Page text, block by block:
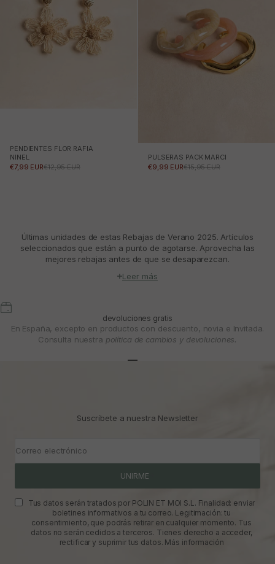
PENDIENTES FLOR RAFIA
NINEL
PRECIO DE OFERTA
€7,99 EURPRECIO NORMAL
€12,95 EUR
PULSERAS PACK MARCI
PRECIO DE OFERTA
€9,99 EURPRECIO NORMAL
€15,95 EUR
Últimas unidades de estas Rebajas de Verano 2025. Artículos
seleccionados que están a punto de agotarse. Aprovecha las
mejores rebajas antes de que se desaparezcan.
Leer más
devoluciones gratis
En España, excepto en productos con descuento, novia e Invitada.
Consulta nuestra política de cambios y devoluciones.
Suscríbete a nuestra Newsletter
Correo electrónico
UNIRME
Tus datos serán tratados por POLIN ET MOI S.L. Finalidad: enviar
boletines informativos a tu correo. Legitimación: tu
consentimiento, que podrás retirar en cualquier momento. Tus
datos no serán cedidos a terceros. Tienes derecho a acceder,
rectificar y suprimir tus datos. Más información